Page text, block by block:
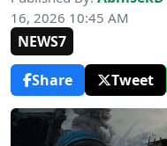
16, 2026 10:45 AM
NEWS7
Share
Tweet